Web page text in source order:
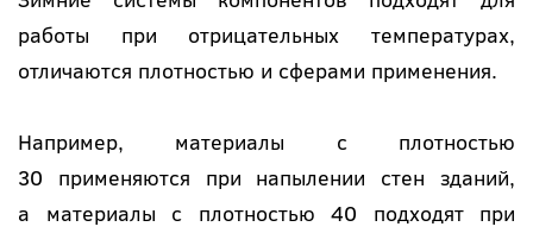
работы при отрицательных температурах,
отличаются плотностью и сферами применения.
Например, материалы с плотностью
30 применяются при напылении стен зданий,
а материалы с плотностью 40 подходят при